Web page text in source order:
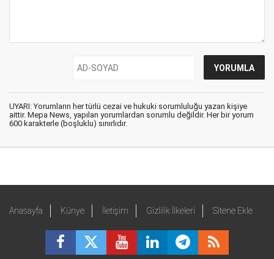
UYARI: Yorumların her türlü cezai ve hukuki sorumluluğu yazan kişiye
aittir. Mepa News, yapılan yorumlardan sorumlu değildir. Her bir yorum
600 karakterle (boşluklu) sınırlıdır.
Anasayfa Künye İletişim Gizlilik İlkeleri Sitene Ekle